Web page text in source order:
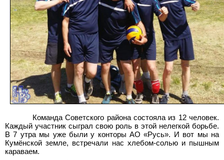
Команда Советского района состояла из 12 человек.
Каждый участник сыграл свою роль в этой нелегкой борьбе.
В 7 утра мы уже были у конторы АО «Русь». И вот мы на
Кумёнской земле, встречали нас хлебом-солью и пышным
караваем.